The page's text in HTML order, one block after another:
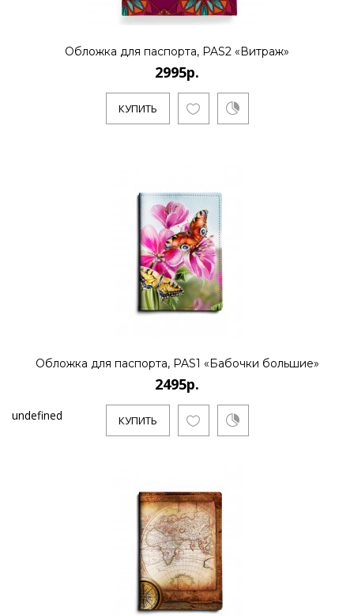
Обложка для паспорта, PAS2 «Витраж»
2995р.
КУПИТЬ
Обложка для паспорта, PAS1 «Бабочки большие»
2495р.
КУПИТЬ
undefined